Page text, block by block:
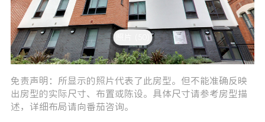
免责声明：所显示的照片代表了此房型。但不能准确反映
出房型的实际尺寸、布置或陈设。具体尺寸请参考房型描
述，详细布局请向番茄咨询。